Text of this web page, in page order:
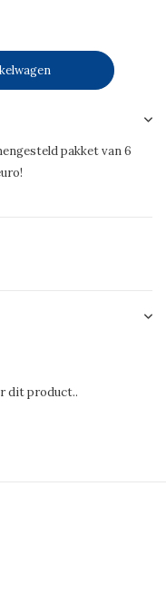
pakket van 6
dit product..